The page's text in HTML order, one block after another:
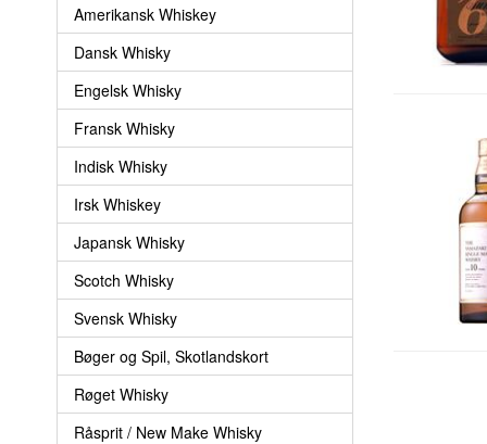
Amerikansk Whiskey
Dansk Whisky
Engelsk Whisky
Fransk Whisky
Indisk Whisky
Irsk Whiskey
Japansk Whisky
Scotch Whisky
Svensk Whisky
Bøger og Spil, Skotlandskort
Røget Whisky
Råsprit / New Make Whisky